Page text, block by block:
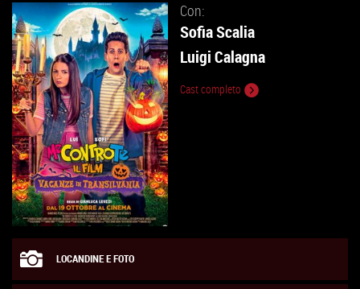
Con:
Sofia Scalia
Luigi Calagna
Cast completo
LOCANDINE E FOTO